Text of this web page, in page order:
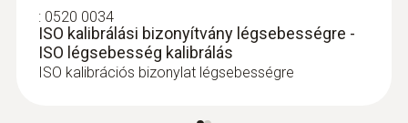
Hosszabbító kábel
45.600 Ft
57.912 Ft
: 0520 0034
ISO kalibrálási bizonyítvány légsebességre -
ISO légsebesség kalibrálás
ISO kalibrációs bizonylat légsebességre